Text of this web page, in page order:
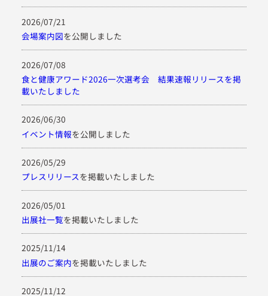
2026/07/21
会場案内図を公開しました
2026/07/08
食と健康アワード2026一次選考会 結果速報リリースを掲
載いたしました
2026/06/30
イベント情報を公開しました
2026/05/29
プレスリリースを掲載いたしました
2026/05/01
出展社一覧を掲載いたしました
2025/11/14
出展のご案内を掲載いたしました
2025/11/12